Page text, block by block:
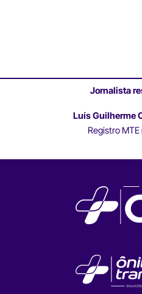
Jornalista
Luís Guilherme
Registro